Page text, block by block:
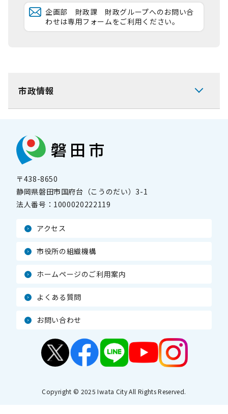
企画部 財政課 財政グループへのお問い合
わせは専用フォームをご利用ください。
市政情報
〒438-8650
静岡県磐田市国府台（こうのだい）3-1
法人番号： 1000020222119
アクセス
市役所の組織機構
ホームページのご利用案内
よくある質問
お問い合わせ
Copyright © 2025 Iwata City All Rights Reserved.